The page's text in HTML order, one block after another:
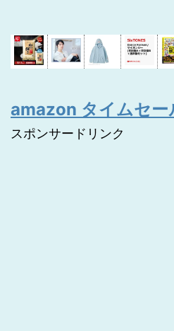
amazon タイムセー
スポンサードリンク